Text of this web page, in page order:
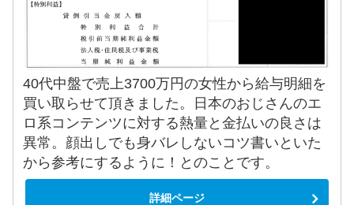
40代中盤で売上3700万円の女性から給与明細を
買い取らせて頂きました。日本のおじさんのエ
ロ系コンテンツに対する熱量と金払いの良さは
異常。顔出しでも身バレしないコツ書いといた
から参考にするように！とのことです。
詳細ページ